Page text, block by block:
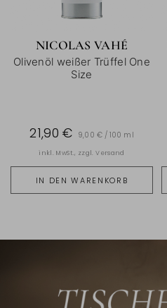
NICOLAS VAHÉ
Olivenöl weißer Trüffel One
Size
IN DEN WARENKORB
21,90 € 9,00 € / 100 ml
inkl. MwSt., zzgl.Versand